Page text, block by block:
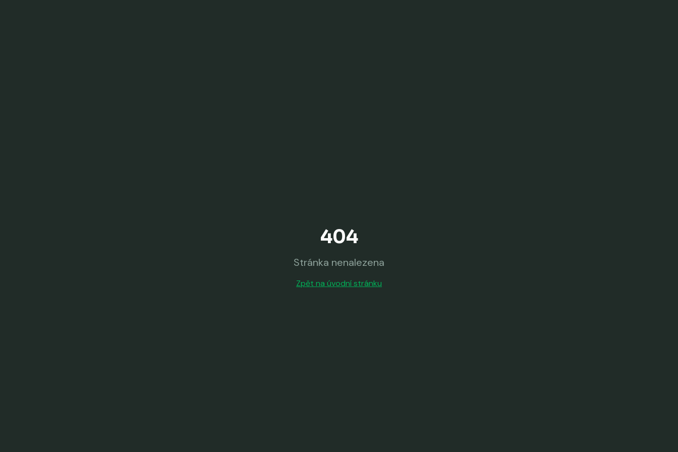
404
Stránka nenalezena
Zpět na úvodní stránku